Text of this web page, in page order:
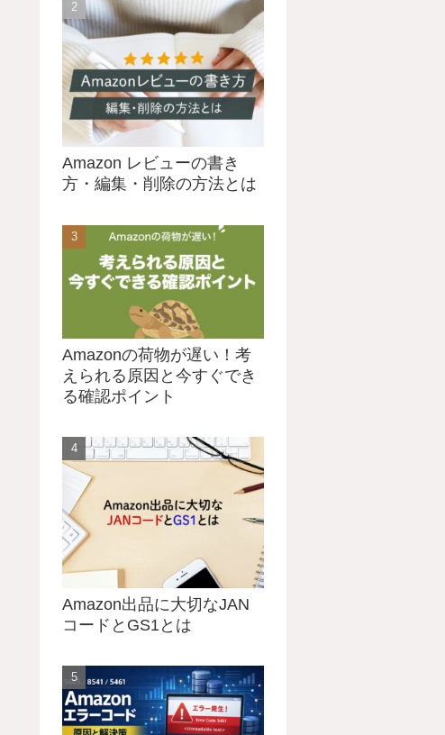
Amazon レビューの書き
方・編集・削除の方法とは
Amazonの荷物が遅い！考
えられる原因と今すぐでき
る確認ポイント
Amazon出品に大切なJAN
コードとGS1とは